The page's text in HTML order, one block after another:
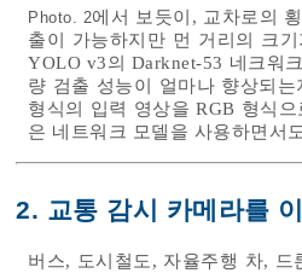
Photo. 2에서 보듯이, 교차로의
출이 가능하지만 먼 거리의 크
YOLO v3의 Darknet-53 네크워
량 검출 성능이 얼마나 향상되
형식의 입력 영상을 RGB 형식
은 네트워크 모델을 사용하면서
2. 교통 감시 카메라를
버스, 도시철도, 자율주행 차,